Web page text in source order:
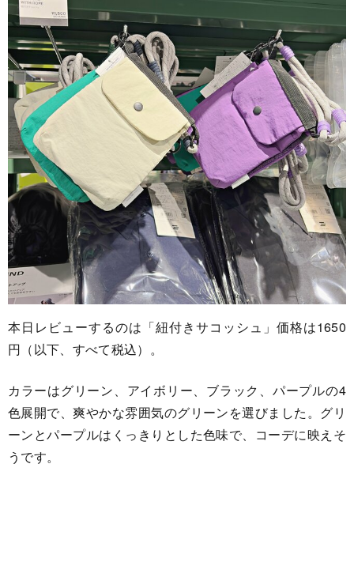
本日レビューするのは「紐付きサコッシュ」価格は1650
円（以下、すべて税込）。
カラーはグリーン、アイボリー、ブラック、パープルの4
色展開で、爽やかな雰囲気のグリーンを選びました。グリ
ーンとパープルはくっきりとした色味で、コーデに映えそ
うです。